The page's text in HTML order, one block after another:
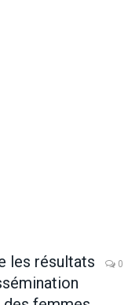
les résultats
0